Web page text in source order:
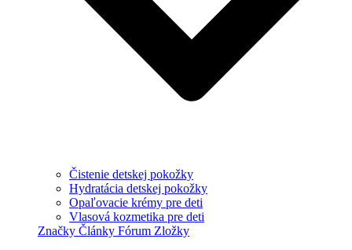
Čistenie detskej pokožky
Hydratácia detskej pokožky
Opaľovacie krémy pre deti
Vlasová kozmetika pre deti
Značky Články Fórum Zložky